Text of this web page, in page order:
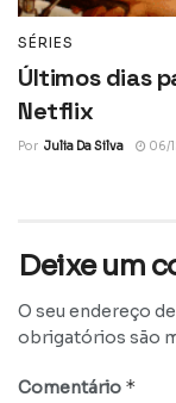
SÉRIES
Últimos dias
Netflix
Por Julia Da Silva 06/
Deixe um
O seu endereço
obrigatórios são
Comentário *